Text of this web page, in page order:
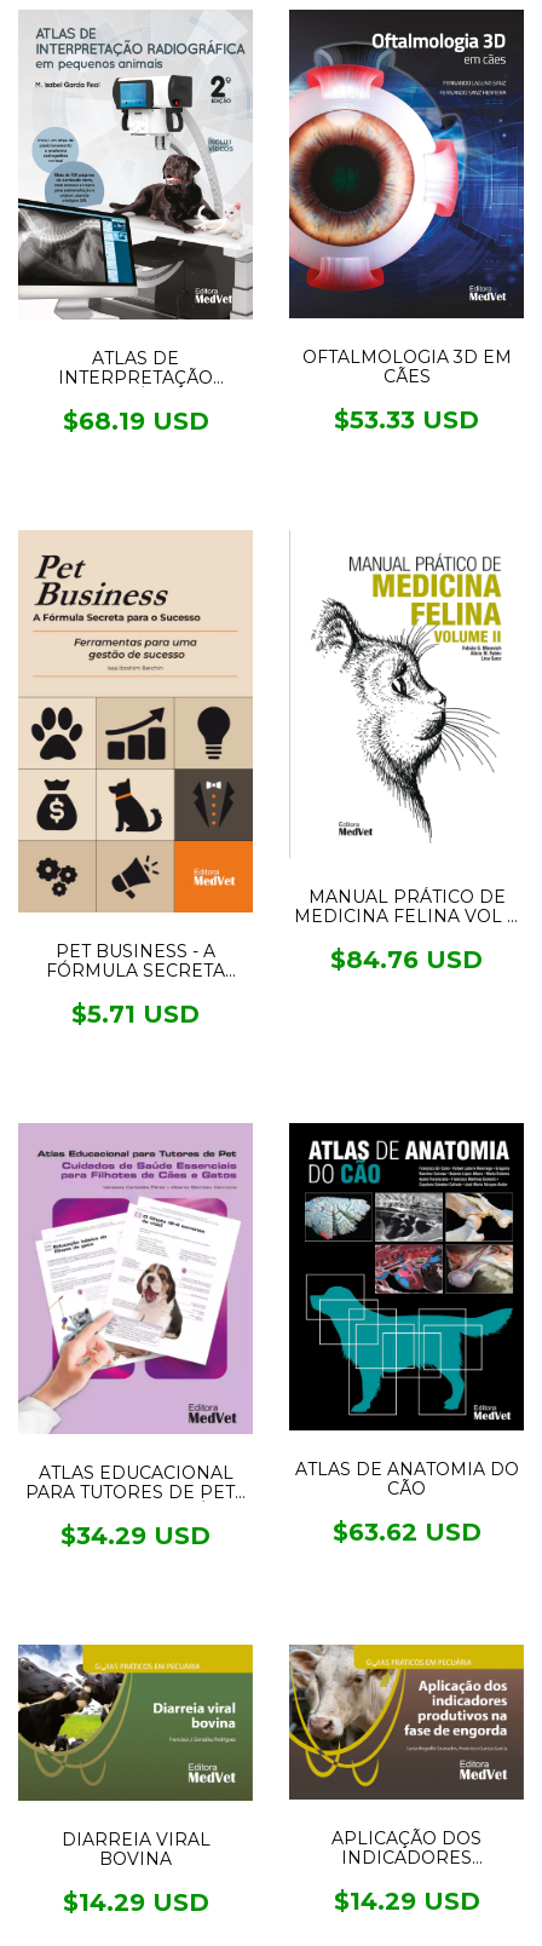
ATLAS DE
INTERPRETAÇÃO
PEQUENOS ANIMAIS
$68.19 USD
OFTALMOLOGIA 3D EM
CÃES
$53.33 USD
PET BUSINESS - A
FÓRMULA SECRETA
$5.71 USD
MANUAL PRÁTICO DE
MEDICINA FELINA VOL II
$84.76 USD
ATLAS EDUCACIONAL
PARA TUTORES DE PET -
ESSENCIAIS PARA
FILHOTES DE CÃES E
$34.29 USD
ATLAS DE ANATOMIA DO
CÃO
$63.62 USD
DIARREIA VIRAL
BOVINA
$14.29 USD
APLICAÇÃO DOS
INDICADORES
DE ENGORDA
$14.29 USD